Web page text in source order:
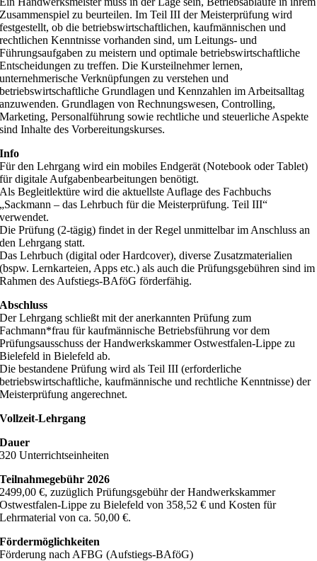
Zusammenspiel zu beurteilen. Im Teil III der Meisterprüfung wird
festgestellt, ob die betriebswirtschaftlichen, kaufmännischen und
rechtlichen Kenntnisse vorhanden sind, um Leitungs- und
Führungsaufgaben zu meistern und optimale betriebswirtschaftliche
Entscheidungen zu treffen. Die Kursteilnehmer lernen,
unternehmerische Verknüpfungen zu verstehen und
betriebswirtschaftliche Grundlagen und Kennzahlen im Arbeitsalltag
anzuwenden. Grundlagen von Rechnungswesen, Controlling,
Marketing, Personalführung sowie rechtliche und steuerliche Aspekte
sind Inhalte des Vorbereitungskurses.
Info
Für den Lehrgang wird ein mobiles Endgerät (Notebook oder Tablet)
für digitale Aufgabenbearbeitungen benötigt.
Als Begleitlektüre wird die aktuellste Auflage des Fachbuchs
„Sackmann – das Lehrbuch für die Meisterprüfung. Teil III“
verwendet.
Die Prüfung (2-tägig) findet in der Regel unmittelbar im Anschluss an
den Lehrgang statt.
Das Lehrbuch (digital oder Hardcover), diverse Zusatzmaterialien
(bspw. Lernkarteien, Apps etc.) als auch die Prüfungsgebühren sind im
Rahmen des Aufstiegs-BAföG förderfähig.
Abschluss
Der Lehrgang schließt mit der anerkannten Prüfung zum
Fachmann*frau für kaufmännische Betriebsführung vor dem
Prüfungsausschuss der Handwerkskammer Ostwestfalen-Lippe zu
Bielefeld in Bielefeld ab.
Die bestandene Prüfung wird als Teil III (erforderliche
betriebswirtschaftliche, kaufmännische und rechtliche Kenntnisse) der
Meisterprüfung angerechnet.
Vollzeit-Lehrgang
Dauer
320 Unterrichtseinheiten
Teilnahmegebühr 2026
2499,00 €, zuzüglich Prüfungsgebühr der Handwerkskammer
Ostwestfalen-Lippe zu Bielefeld von 358,52 € und Kosten für
Lehrmaterial von ca. 50,00 €.
Fördermöglichkeiten
Förderung nach AFBG (Aufstiegs-BAföG)